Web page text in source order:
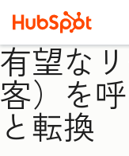
有望な
客）を
と転換